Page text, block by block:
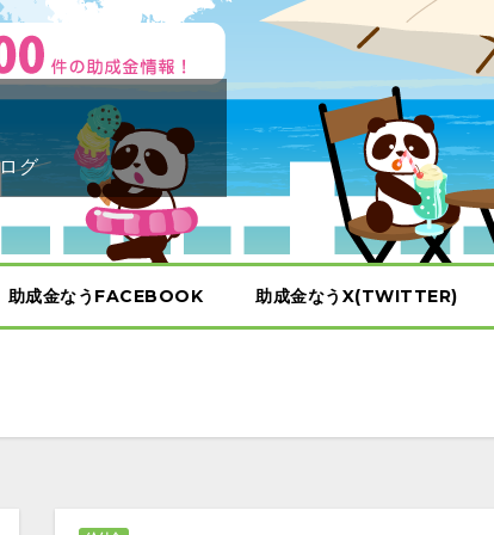
グ
助成金なうFACEBOOK 助成金なうX(TWITTER)